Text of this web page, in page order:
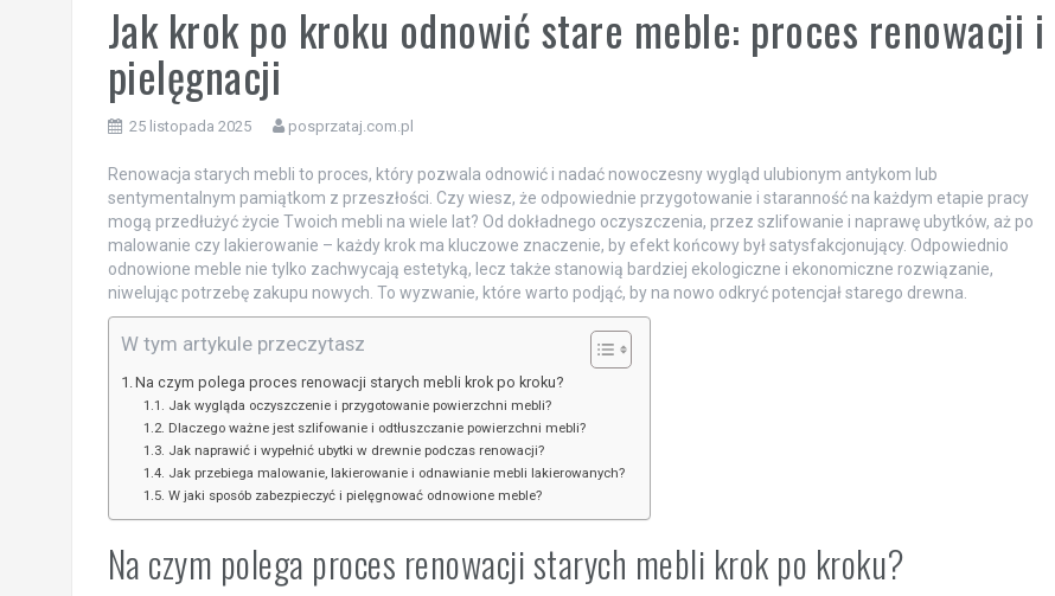
Jak krok po kroku odnowić stare meble: proces renowacji i
pielęgnacji
25 listopada 2025 posprzataj.com.pl
Renowacja starych mebli to proces, który pozwala odnowić i nadać nowoczesny wygląd ulubionym antykom lub
sentymentalnym pamiątkom z przeszłości. Czy wiesz, że odpowiednie przygotowanie i staranność na każdym etapie pracy
mogą przedłużyć życie Twoich mebli na wiele lat? Od dokładnego oczyszczenia, przez szlifowanie i naprawę ubytków, aż po
malowanie czy lakierowanie – każdy krok ma kluczowe znaczenie, by efekt końcowy był satysfakcjonujący. Odpowiednio
odnowione meble nie tylko zachwycają estetyką, lecz także stanowią bardziej ekologiczne i ekonomiczne rozwiązanie,
niwelując potrzebę zakupu nowych. To wyzwanie, które warto podjąć, by na nowo odkryć potencjał starego drewna.
W tym artykule przeczytasz
Na czym polega proces renowacji starych mebli krok po kroku?
Jak wygląda oczyszczenie i przygotowanie powierzchni mebli?
Dlaczego ważne jest szlifowanie i odtłuszczanie powierzchni mebli?
Jak naprawić i wypełnić ubytki w drewnie podczas renowacji?
Jak przebiega malowanie, lakierowanie i odnawianie mebli lakierowanych?
W jaki sposób zabezpieczyć i pielęgnować odnowione meble?
Na czym polega proces renowacji starych mebli krok po kroku?